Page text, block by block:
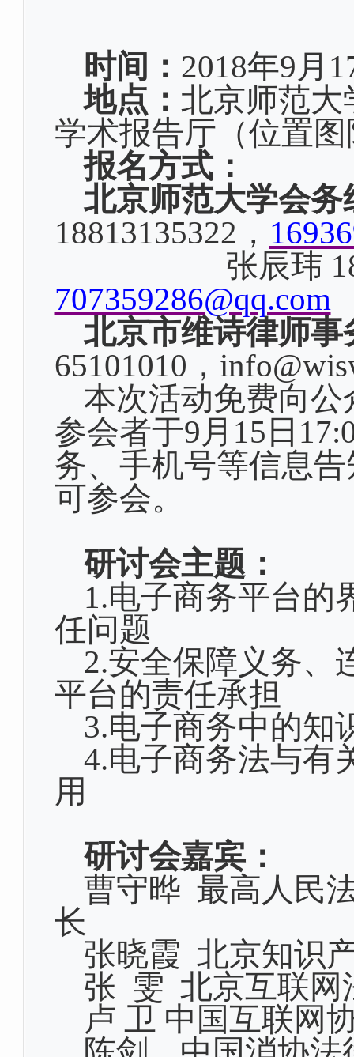
时间： 2018年9 月
地点： 北京师范大
学术报告厅（位置
报名方式：
北京师范大学会务
18813135322 ，
张辰玮
707359286@qq.com
北京市维诗律师事
65101010 ，
本次活动免费向公
参会者于9 月 15 日
务、手机号等信息
可参会。
研讨会主题：
1.电子商务平台的
任问题
2.安全保障义务、
平台的责任承担
3.电子商务中的知
4.电子商务法与有
用
研讨会嘉宾：
曹守晔 最高人民
长
张晓霞 北京知识
张 雯 北京互联网
卢 卫 中国互联网